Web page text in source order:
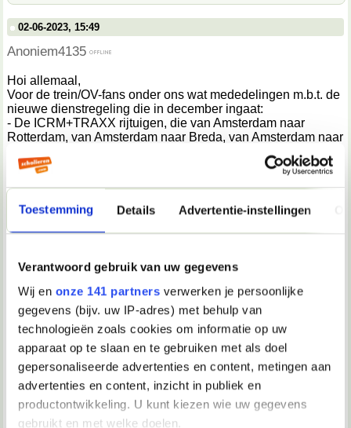
Toestemming Details Advertentie-instellingen
Verantwoord gebruik van uw gegevens
Wij en onze 141 partners verwerken je persoonlijke
gegevens (bijv. uw IP-adres) met behulp van
technologieën zoals cookies om informatie op uw
apparaat op te slaan en te gebruiken met als doel
gepersonaliseerde advertenties en content, metingen aan
advertenties en content, inzicht in publiek en
productontwikkeling. U kunt kiezen wie uw gegevens
gebruikt en met welke doelen.
02-06-2023, 15:49
Anoniem4135
Hoi allemaal,
Voor de trein/OV-fans onder ons wat mededelingen m.b.t. de
nieuwe dienstregeling die in december ingaat:
- De ICRM+TRAXX rijtuigen, die van Amsterdam naar
Rotterdam, van Amsterdam naar Breda, van Amsterdam naar
december helaas na 40 jaar uit dienst. Dit materieel wordt
vervangen door ICNG die in april al enkele testritten reed
over de HSL (Hogesnelheidslijn)
- De oude 1700-locs van NS, die vooral op de IC Berlijn
rijden, gaan in december ook uit dienst. De 1700-locs
hebben voordat ze op de IC Berlijn reden vooral veel
vervangen door de Vectron-locomotieven van fabrikant
- De concessie IJsselmond, die nu nog onderdeel is van
Connexxion, word vanaf december toegevoegd aan de
concessie IJssel-Vecht. Ook de concessie Twente gaat
vanaf december bij IJssel-Vecht horen. Hiermee word de
concessie IJssel-Vecht een van de grootste concessies in
Nederland.
Dit zijn de belangrijkste wijzigingen in de nieuwe
dienstregeling.
Mochten er ontwikkelingen zijn dan meld ik die hier graag!
Hopelijk hebben jullie wat aan deze informatie!